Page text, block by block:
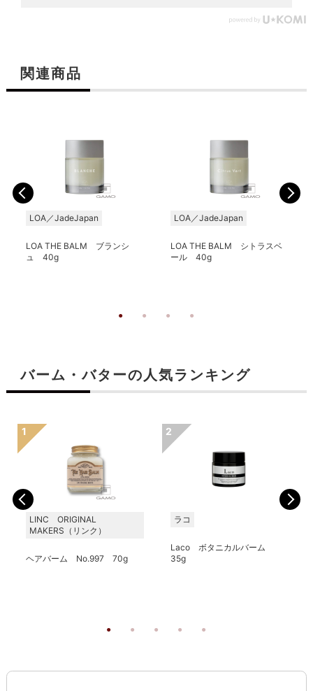
関連商品
LOA／JadeJapan
LOA THE BALM ブランシ
ュ 40g
LOA／JadeJapan
LOA THE BALM シトラスベ
ール 40g
バーム・バターの人気ランキング
LINC ORIGINAL
MAKERS（リンク）
ヘアバーム No.997 70g
ラコ
Laco ボタニカルバーム
35g